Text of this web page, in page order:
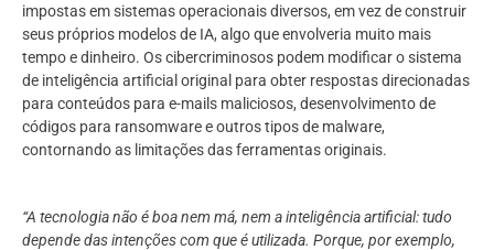
impostas em sistemas operacionais diversos, em vez de construir
seus próprios modelos de IA, algo que envolveria muito mais
tempo e dinheiro. Os cibercriminosos podem modificar o sistema
de inteligência artificial original para obter respostas direcionadas
para conteúdos para e-mails maliciosos, desenvolvimento de
códigos para ransomware e outros tipos de malware,
contornando as limitações das ferramentas originais.
“A tecnologia não é boa nem má, nem a inteligência artificial: tudo
depende das intenções com que é utilizada. Porque, por exemplo,